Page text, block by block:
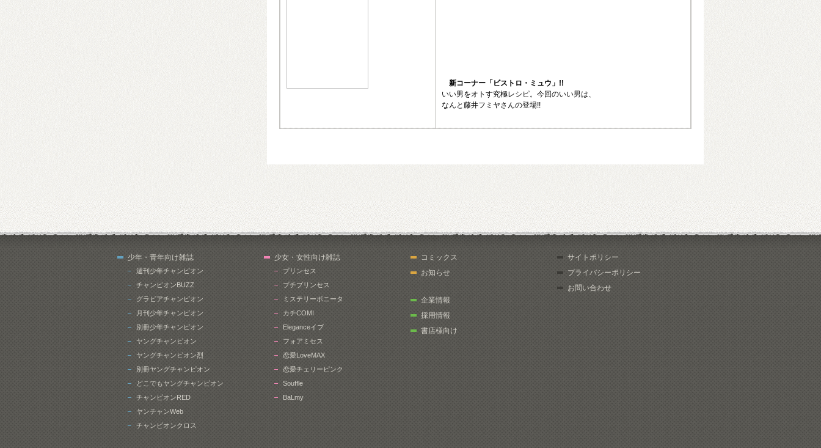
新コーナー「ビストロ・ミュウ」!!
いい男をオトす究極レシピ。今回のいい男は、
なんと藤井フミヤさんの登場!!
少年・青年向け雑誌
週刊少年チャンピオン
チャンピオンBUZZ
グラビアチャンピオン
月刊少年チャンピオン
別冊少年チャンピオン
ヤングチャンピオン
ヤングチャンピオン烈
別冊ヤングチャンピオン
どこでもヤングチャンピオン
チャンピオンRED
ヤンチャンWeb
チャンピオンクロス
少女・女性向け雑誌
プリンセス
プチプリンセス
ミステリーボニータ
カチCOMI
Eleganceイブ
フォアミセス
恋愛LoveMAX
恋愛チェリーピンク
Souffle
BaLmy
コミックス
お知らせ
企業情報
採用情報
書店様向け
サイトポリシー
プライバシーポリシー
お問い合わせ